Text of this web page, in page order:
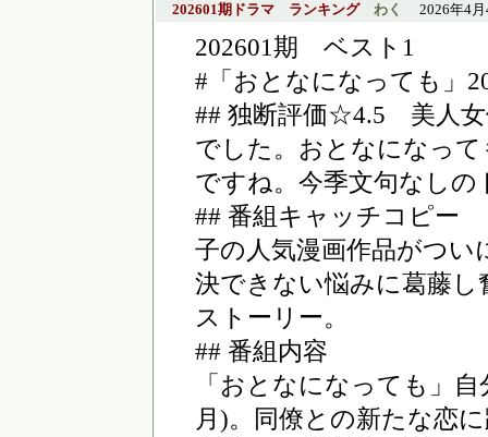
202601期ドラマ ランキング わく 2026年4月
202601期 ベスト1
#「おとなになっても」
## 独断評価☆4.5 美人女
でした。おとなになっ
ですね。今季文句なし
## 番組キャッチコピー
子の人気漫画作品がつ
決できない悩みに葛藤
ストーリー。
## 番組内容
「おとなになっても」
月)。同僚との新たな恋